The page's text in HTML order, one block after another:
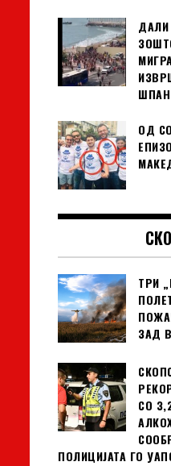
ДАЛИ
ОД
ТРИ
ЗАД
СО
ПОЛИЦИЈАТА ГО